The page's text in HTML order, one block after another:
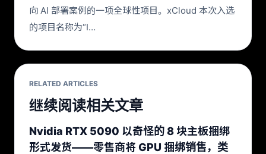
向 AI 部署案例的一项全球性项目。xCloud 本次入选
的项目名称为“I…
RELATED ARTICLES
继续阅读相关文章
Nvidia RTX 5090 以奇怪的 8 块主板捆绑
形式发货——零售商将 GPU 捆绑销售，类